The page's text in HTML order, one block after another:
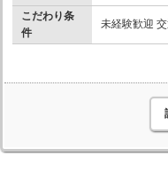
こだわり条
件
未経験歓迎